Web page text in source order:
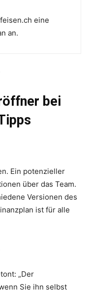
eine
an.
bei
Ein potenzieller
über das Team.
Versionen des
ist für alle
„Der
Sie ihn selbst